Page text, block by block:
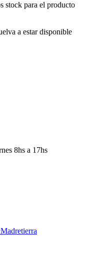
stock para el producto
a estar disponible
8hs a 17hs